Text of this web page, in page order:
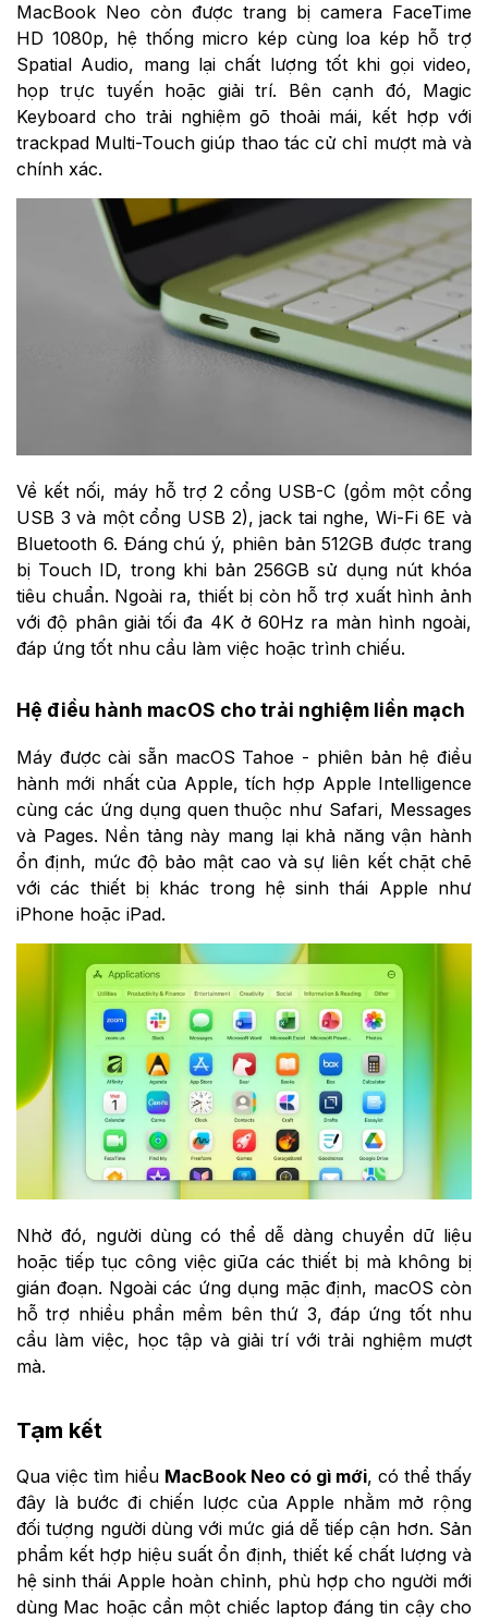
MacBook Neo còn được trang bị camera FaceTime
HD 1080p, hệ thống micro kép cùng loa kép hỗ trợ
Spatial Audio, mang lại chất lượng tốt khi gọi video,
họp trực tuyến hoặc giải trí. Bên cạnh đó, Magic
Keyboard cho trải nghiệm gõ thoải mái, kết hợp với
trackpad Multi-Touch giúp thao tác cử chỉ mượt mà và
chính xác.
Về kết nối, máy hỗ trợ 2 cổng USB-C (gồm một cổng
USB 3 và một cổng USB 2), jack tai nghe, Wi-Fi 6E và
Bluetooth 6. Đáng chú ý, phiên bản 512GB được trang
bị Touch ID, trong khi bản 256GB sử dụng nút khóa
tiêu chuẩn. Ngoài ra, thiết bị còn hỗ trợ xuất hình ảnh
với độ phân giải tối đa 4K ở 60Hz ra màn hình ngoài,
đáp ứng tốt nhu cầu làm việc hoặc trình chiếu.
Hệ điều hành macOS cho trải nghiệm liền mạch
Máy được cài sẵn macOS Tahoe - phiên bản hệ điều
hành mới nhất của Apple, tích hợp Apple Intelligence
cùng các ứng dụng quen thuộc như Safari, Messages
và Pages. Nền tảng này mang lại khả năng vận hành
ổn định, mức độ bảo mật cao và sự liên kết chặt chẽ
với các thiết bị khác trong hệ sinh thái Apple như
iPhone hoặc iPad.
Nhờ đó, người dùng có thể dễ dàng chuyển dữ liệu
hoặc tiếp tục công việc giữa các thiết bị mà không bị
gián đoạn. Ngoài các ứng dụng mặc định, macOS còn
hỗ trợ nhiều phần mềm bên thứ 3, đáp ứng tốt nhu
cầu làm việc, học tập và giải trí với trải nghiệm mượt
mà.
Tạm kết
Qua việc tìm hiểu MacBook Neo có gì mới, có thể thấy
đây là bước đi chiến lược của Apple nhằm mở rộng
đối tượng người dùng với mức giá dễ tiếp cận hơn. Sản
phẩm kết hợp hiệu suất ổn định, thiết kế chất lượng và
hệ sinh thái Apple hoàn chỉnh, phù hợp cho người mới
dùng Mac hoặc cần một chiếc laptop đáng tin cậy cho